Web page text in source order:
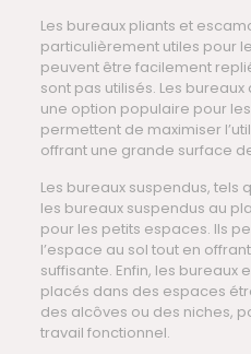
Les bureaux pliants et
particulièrement utiles pour
peuvent être facilement
sont pas utilisés. Les
une option populaire pour
permettent de maximiser
offrant une grande surface
Les bureaux suspendus, tels
les bureaux suspendus au
pour les petits espaces. Ils
l’espace au sol tout en
suffisante. Enfin, les
placés dans des espaces
des alcôves ou des niches,
travail fonctionnel.